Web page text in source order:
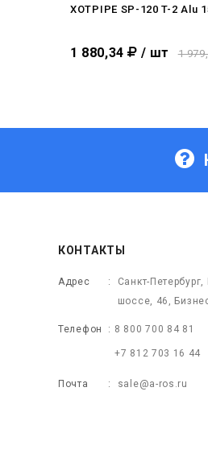
XOTPIPE SP-120 T-2
1 880,34 / шт 1
КОНТАКТЫ
Адрес
Санкт-
шоссе, 46,
Телефон 8 800 700 84 81
+7 812 703 16 44
Почта sale@a-ros.ru